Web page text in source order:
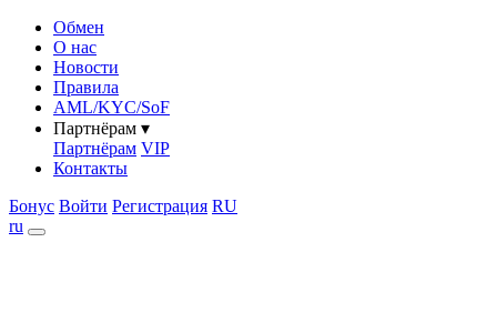
Обмен
О нас
Новости
Правила
AML/KYC/SoF
Партнёрам ▾
Партнёрам VIP
Контакты
Бонус Войти Регистрация RU
ru